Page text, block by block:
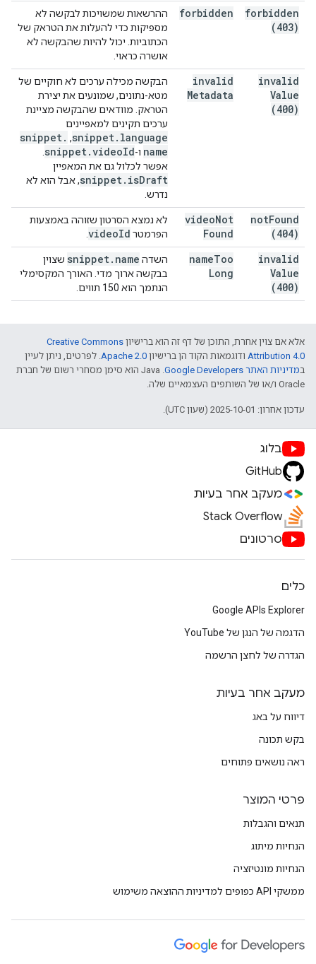
forbidden
(403)
forbidden
ההרשאות שמשויכות לבקשה לא
מספיקות כדי להעלות את הטראק של
הכתוביות. יכול להיות שהבקשה לא
אושרה כראוי.
invalid
Value
(400)
invalid
Metadata
הבקשה מכילה ערכים לא חוקיים של
מטא-נתונים, שמונעים את יצירת
הטראק. מוודאים שהבקשה מציינת
ערכים תקינים למאפיינים
snippet. language
,‏
snippet.
name ו- snippet.videoId
אפשר לכלול גם את המאפיין
snippet. isDraft
, אבל הוא לא
נדרש.
notFound
(404)
videoNot
Found
לא נמצא הסרטון שזוהה באמצעות
הפרמטר
videoId
invalid
Value
(400)
nameToo
Long
השדה snippet. name
שצוין
בבקשה ארוך מדי. האורך המקסימלי
הנתמך הוא 150 תווים.
אלא אם צוין אחרת, התוכן של דף זה הוא ברישיון Creative Commons
Attribution 4.0 ודוגמאות הקוד הן ברישיון Apache 2.0. לפרטים, ניתן לעיין
במדיניות האתר Google Developers‏
.‏ Java הוא סימן מסחרי רשום של חברת
Oracle ו/או של השותפים העצמאיים שלה.
עדכון אחרון: 2025-10-01 (שעון UTC).
בלוג
GitHub
מעקב אחר בעיות
Stack Overflow
סרטונים
כלים
Google APIs Explorer
הדגמה של הנגן של YouTube
הגדרה של לחצן הרשמה
מעקב אחר בעיות
דיווח על באג
בקש תכונה
ראה נושאים פתוחים
פרטי המוצר
תנאים והגבלות
הנחיות מיתוג
הנחיות מונטיזציה
ממשקי API כפופים למדיניות ההוצאה משימוש